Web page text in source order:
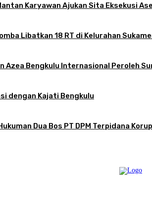
Karyawan Ajukan Sita Eksekusi
Libatkan 18 RT di Kelurahan
Azea Bengkulu Internasional Peroleh
dengan Kajati Bengkulu
Dua Bos PT DPM Terpidana